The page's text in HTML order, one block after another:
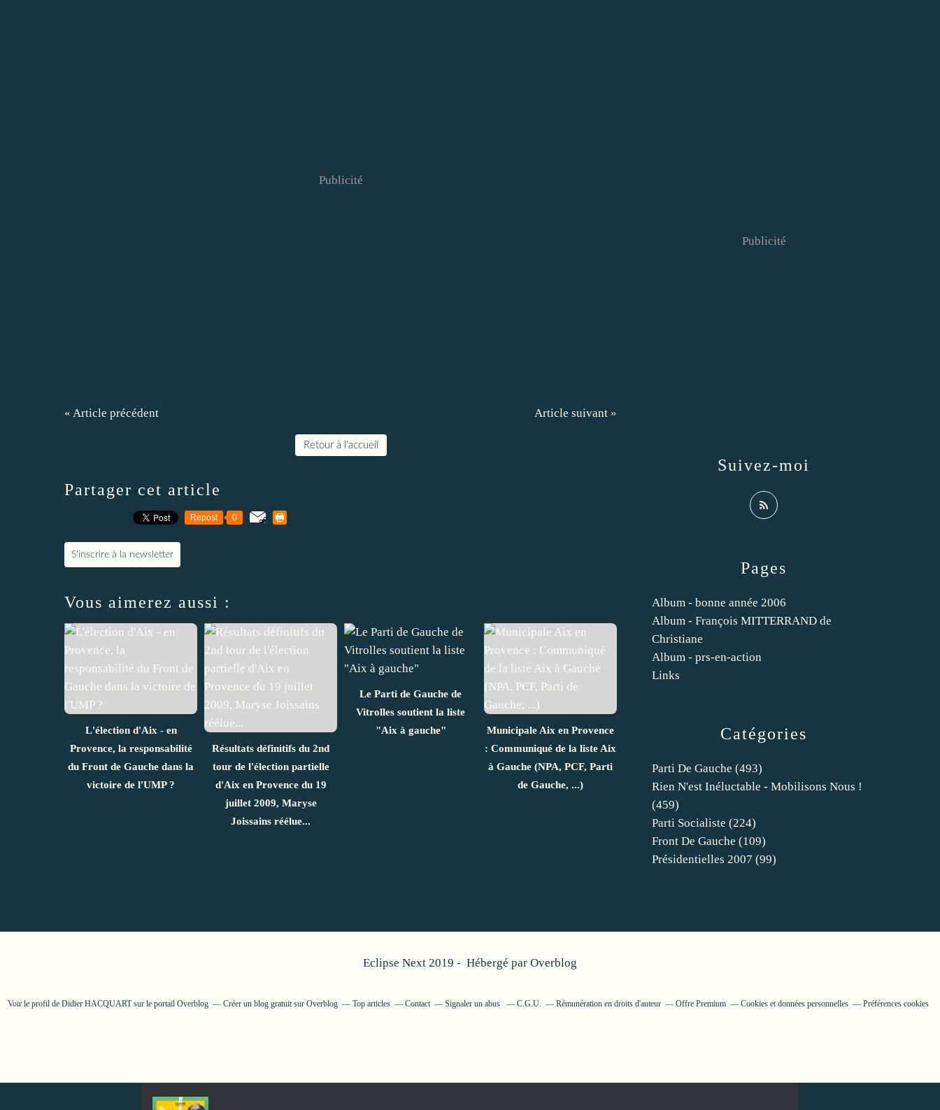
Publicité
« Article précédent Article suivant »
Retour à l'accueil
Partager cet article
Repost 0
S'inscrire à la newsletter
Vous aimerez aussi :
L'élection d'Aix - en
Provence, la responsabilité
du Front de Gauche dans la
victoire de l'UMP ?
Résultats définitifs du 2nd
tour de l'élection partielle
d'Aix en Provence du 19
juillet 2009, Maryse
Joissains réélue...
Le Parti de Gauche de
Vitrolles soutient la liste
"Aix à gauche"
Municipale Aix en Provence
: Communiqué de la liste Aix
à Gauche (NPA, PCF, Parti
de Gauche, ...)
Catégories
Parti De Gauche (493)
Rien N'est Inéluctable - Mobilisons Nous !
(459)
Parti Socialiste (224)
Front De Gauche (109)
Présidentielles 2007 (99)
Pages
Album - bonne année 2006
Album - François MITTERRAND de
Christiane
Album - prs-en-action
Links
Suivez-moi
Publicité
Eclipse Next 2019 - Hébergé par Overblog
Voir le profil de Didier HACQUARTsur le portail Overblog Créer un blog gratuit sur Overblog Top articles Contact Signaler un abus C.G.U. Rémunération en droits d'auteur Offre Premium Cookies et données personnelles Préférences cookies